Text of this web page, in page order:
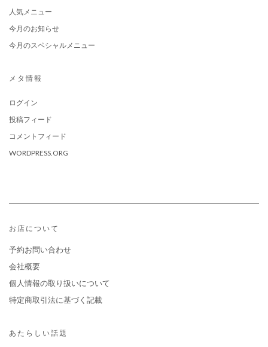
人気メニュー
今月のお知らせ
今月のスペシャルメニュー
メタ情報
ログイン
投稿フィード
コメントフィード
WORDPRESS.ORG
お店について
予約お問い合わせ
会社概要
個人情報の取り扱いについて
特定商取引法に基づく記載
あたらしい話題